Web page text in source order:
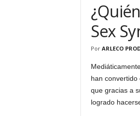
Sex
Por ARLECO
han convertido
que gracias a
logrado